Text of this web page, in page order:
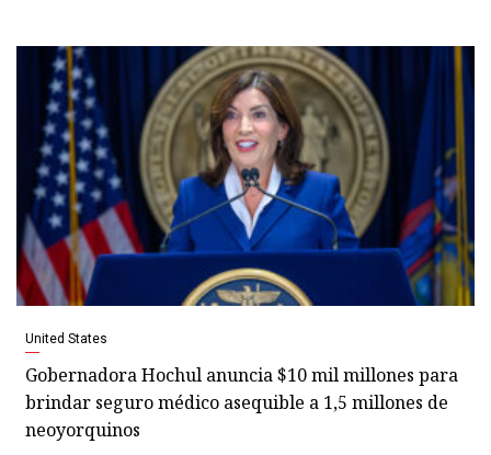
United States
Gobernadora Hochul anuncia $10 mil millones para
brindar seguro médico asequible a 1,5 millones de
neoyorquinos